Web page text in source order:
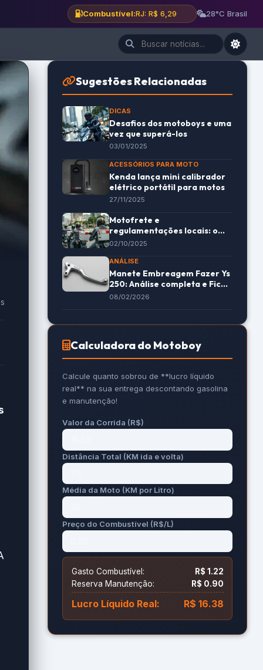
Combustível:BH: R$ 6,12 28°C Brasil
Sugestões Relacionadas
DICAS
Desafios dos motoboys e uma
vez que superá-los
03/01/2025
ACESSÓRIOS PARA MOTO
Kenda lança mini calibrador
elétrico portátil para motos
27/11/2025
Motofrete e
regulamentações locais: o
que muda no seu dia a dia
entregador?
02/10/2025
ANÁLISE
Manete Embreagem Fazer Ys
250: Análise completa e Ficha
Técnica detalhada (2026)
08/02/2026
Calculadora do Motoboy
Calcule quanto sobrou de **lucro líquido
real** na sua entrega descontando gasolina
e manutenção!
Valor da Corrida (R$)
Distância Total (KM ida e volta)
Média da Moto (KM por Litro)
Preço do Combustível (R$/L)
Gasto Combustível:
R$ 1.22
Reserva Manutenção:
R$ 0.90
Lucro Líquido Real: R$ 16.38